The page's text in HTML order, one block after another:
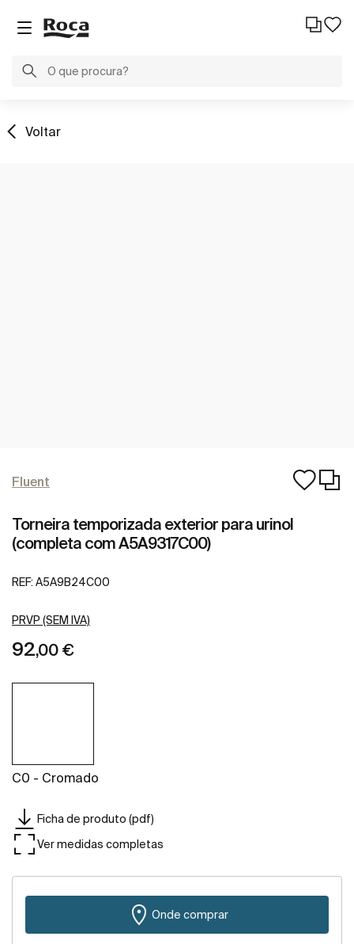
Voltar
Fluent
Torneira temporizada exterior para urinol
(completa com A5A9317C00)
REF: A5A9B24C00
PRVP (SEM IVA)
92,00 €
C0 - Cromado
Ficha de produto (pdf)
Ver medidas completas
Onde comprar